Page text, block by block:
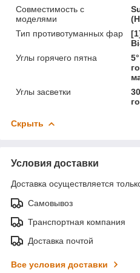
Совместимость с
моделями
Тип противотуманных фар
Углы горячего пятна
Углы засветки
Скрыть
Условия доставки
Доставка осуществляется
Самовывоз
Транспортная компания
Доставка почтой
Все условия доставки